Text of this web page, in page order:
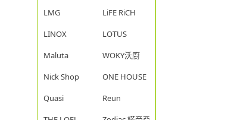
LMG
LiFE RiCH
LINOX
LOTUS
Maluta
WOKY沃廚
Nick Shop
ONE HOUSE
Quasi
Reun